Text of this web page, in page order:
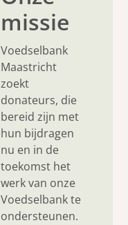
missie
Voedselbank
Maastricht
zoekt
donateurs, die
bereid zijn met
hun bijdragen
nu en in de
toekomst het
werk van onze
Voedselbank te
ondersteunen.